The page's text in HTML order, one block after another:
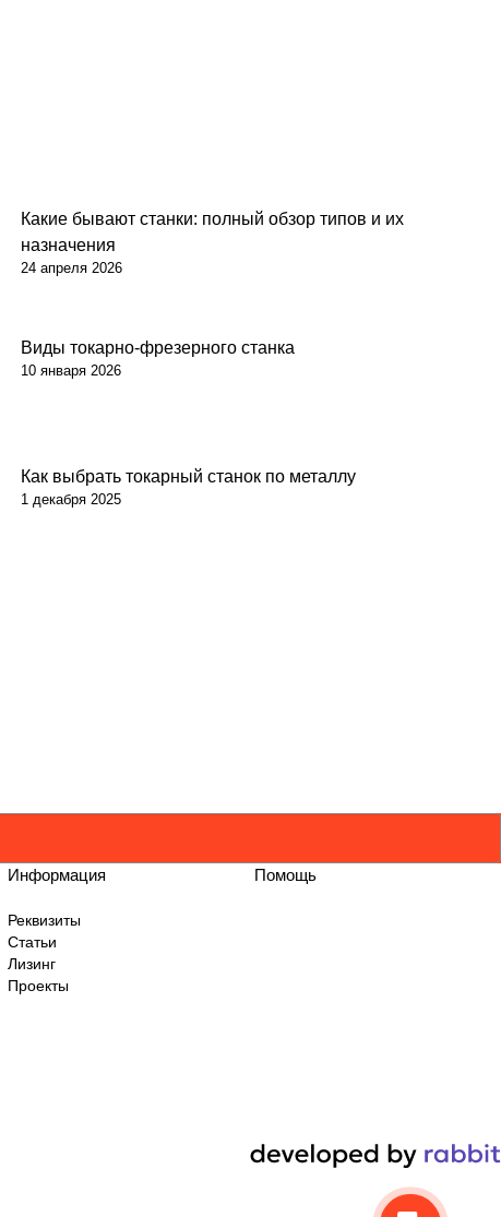
Какие бывают станки: полный обзор типов и их
назначения
24 апреля 2026
Виды токарно-фрезерного станка
10 января 2026
Как выбрать токарный станок по металлу
1 декабря 2025
Информация
Реквизиты
Статьи
Лизинг
Проекты
Помощь